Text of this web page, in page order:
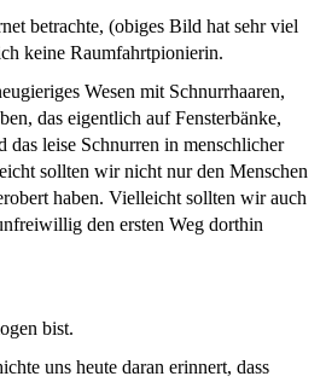
betrachte, (obiges Bild hat sehr viel
keine Raumfahrtpionierin.
Wesen mit Schnurrhaaren,
das eigentlich auf Fensterbänke,
das leise Schnurren in menschlicher
sollten wir nicht nur den Menschen
haben. Vielleicht sollten wir auch
den ersten Weg dorthin
bist.
uns heute daran erinnert, dass